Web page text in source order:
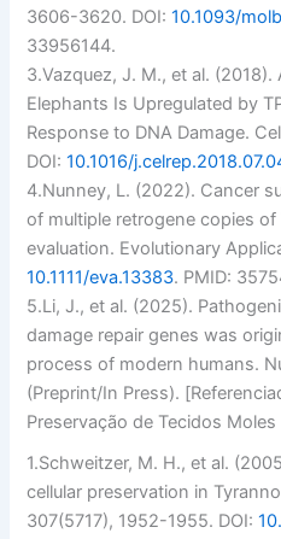
3606-3620. DOI:10.1093/
33956144.
3.Vazquez, J. M., et al. (2018).
Elephants Is Upregulated by
Response to DNA Damage.
DOI:10.1016/
4.Nunney, L. (2022). Cancer
of multiple retrogene copies
evaluation. Evolutionary
10.1111/eva.13383. PMID:
5.Li, J., et al. (2025).
damage repair genes was
process of modern humans.
(Preprint/In Press).
Preservação de Tecidos Moles
1.Schweitzer, M. H., et al.
cellular preservation in
307(5717), 1952-1955. DOI: